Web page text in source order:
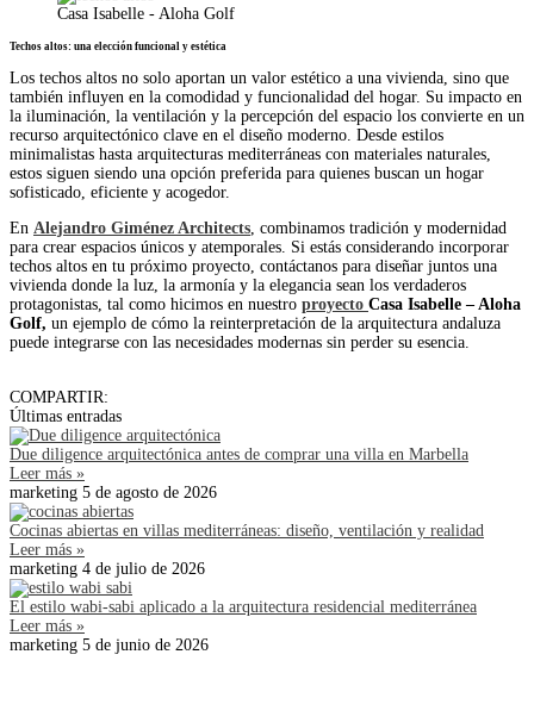
Casa Isabelle - Aloha Golf
Techos altos: una elección funcional y estética
Los techos altos no solo aportan un valor estético a una vivienda, sino que
también influyen en la comodidad y funcionalidad del hogar. Su impacto en
la iluminación, la ventilación y la percepción del espacio los convierte en un
recurso arquitectónico clave en el diseño moderno. Desde estilos
minimalistas hasta arquitecturas mediterráneas con materiales naturales,
estos siguen siendo una opción preferida para quienes buscan un hogar
sofisticado, eficiente y acogedor.
En Alejandro Giménez Architects , combinamos tradición y modernidad
para crear espacios únicos y atemporales. Si estás considerando incorporar
techos altos en tu próximo proyecto, contáctanos para diseñar juntos una
vivienda donde la luz, la armonía y la elegancia sean los verdaderos
protagonistas, tal como hicimos en nuestro proyecto Casa Isabelle – Aloha
Golf, un ejemplo de cómo la reinterpretación de la arquitectura andaluza
puede integrarse con las necesidades modernas sin perder su esencia.
COMPARTIR:
Últimas entradas
Due diligence arquitectónica antes de comprar una villa en Marbella
Leer más »
marketing 5 de agosto de 2026
Cocinas abiertas en villas mediterráneas: diseño, ventilación y realidad
Leer más »
marketing 4 de julio de 2026
El estilo wabi-sabi aplicado a la arquitectura residencial mediterránea
Leer más »
marketing 5 de junio de 2026